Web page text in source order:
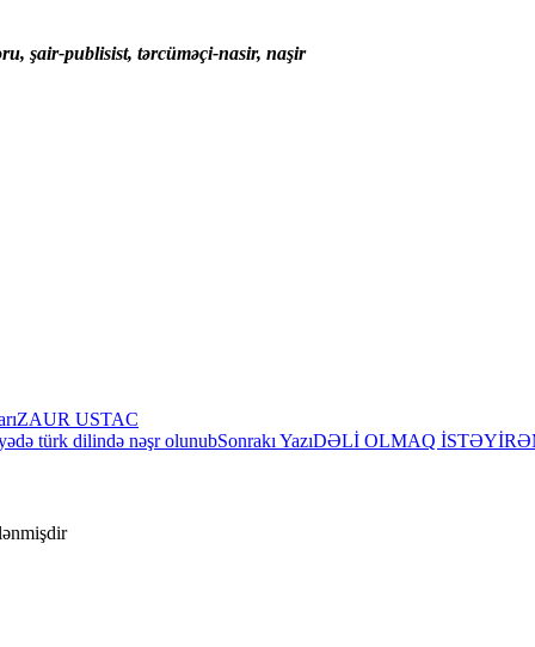
şair-publisist, tərcüməçi-nasir, naşir
ZAUR USTAC
türk dilində nəşr olunubSonrakı YazıDƏLİ OLMAQ